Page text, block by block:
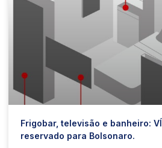
Frigobar, televisão e banheiro:
reservado para Bolsonaro.